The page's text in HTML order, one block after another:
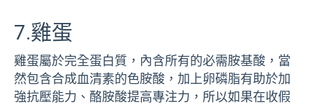
7.雞蛋
雞蛋屬於完全蛋白質，內含所有的必需胺基酸，當
然包含合成血清素的色胺酸，加上卵磷脂有助於加
強抗壓能力、酪胺酸提高專注力，所以如果在收假